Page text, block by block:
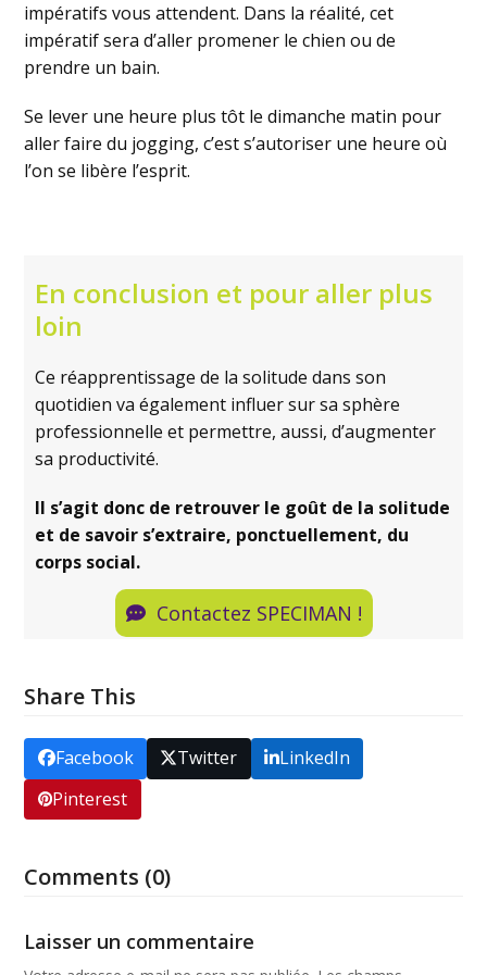
impératifs vous attendent. Dans la réalité, cet
impératif sera d’aller promener le chien ou de
prendre un bain.
Se lever une heure plus tôt le dimanche matin pour
aller faire du jogging, c’est s’autoriser une heure où
l’on se libère l’esprit.
En conclusion et pour aller plus
loin
Ce réapprentissage de la solitude dans son
quotidien va également influer sur sa sphère
professionnelle et permettre, aussi, d’augmenter
sa productivité.
Il s’agit donc de retrouver le goût de la solitude
et de savoir s’extraire, ponctuellement, du
corps social.
Contactez SPECIMAN !
Share This
Facebook Twitter
LinkedIn
Pinterest
Comments (0)
Laisser un commentaire